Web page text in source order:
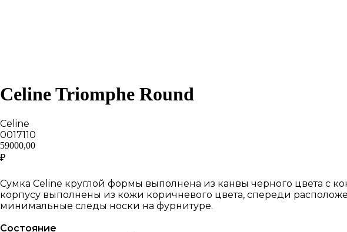
Celine Triomphe Round
Celine
0017110
59000,00
₽
Сумка Celine круглой формы выполнена из канвы черного цвета с
корпусу выполнены из кожи коричневого цвета, спереди
минимальные следы носки на фурнитуре.
Состояние